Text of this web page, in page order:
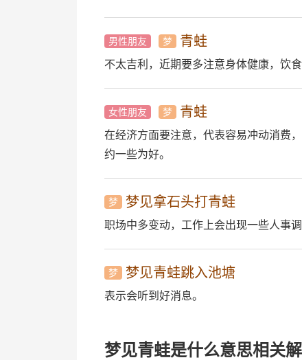
男性朋友 梦 青蛙
不太吉利，近期要多注意身体健康，饮
女性朋友 梦 青蛙
在经济方面要注意，代表容易冲动消费
约一些为好。
梦 梦见拿石头打青蛙
职场中多变动，工作上会出现一些人事
梦 梦见青蛙跳入池塘
表示会听到好消息。
梦见青蛙是什么意思相关